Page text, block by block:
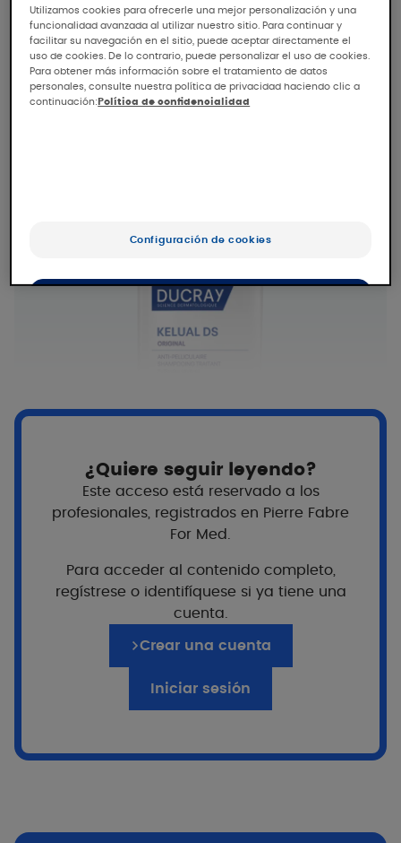
superficie del cuero cabelludo. Puede
utilizarse como tratamiento inicial o como
tratamiento preventivo.
¿Para quién?
A partir de 12 años Adultos
¿Quiere seguir leyendo?
Este acceso está reservado a los
profesionales, registrados en Pierre Fabre
For Med.
Para acceder al contenido completo,
regístrese o identifíquese si ya tiene una
cuenta.
Crear una cuenta
Iniciar sesión
Utilizamos cookies para ofrecerle una mejor personalización y una
funcionalidad avanzada al utilizar nuestro sitio. Para continuar y
facilitar su navegación en el sitio, puede aceptar directamente el
uso de cookies. De lo contrario, puede personalizar el uso de cookies.
Para obtener más información sobre el tratamiento de datos
personales, consulte nuestra política de privacidad haciendo clic a
continuación: Política de confidencialidad
Configuración de cookies
Sólo lo esencial
OK